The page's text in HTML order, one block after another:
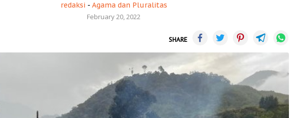
redaksi - Agama dan Pluralitas
February 20, 2022
SHARE